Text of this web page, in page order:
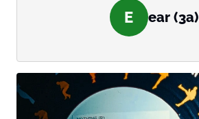
E ear (3a)